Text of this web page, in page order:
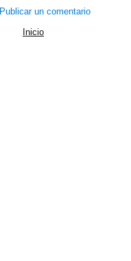
Publicar un comentario
Inicio